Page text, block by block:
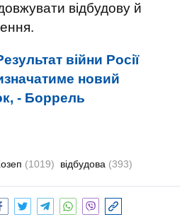
відбудову й
війни Росії
новий
- Боррель
(1019) відбудова (393)